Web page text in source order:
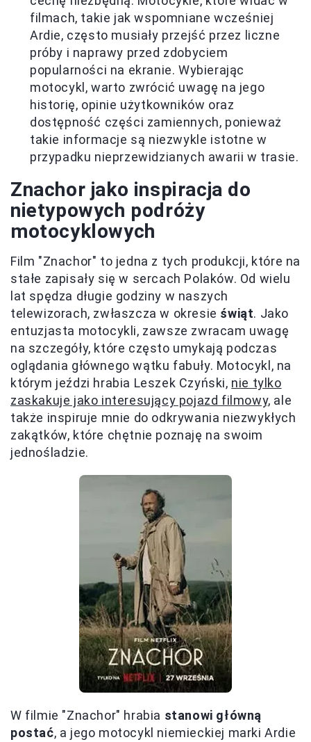
filmach, takie jak wspomniane wcześniej
Ardie, często musiały przejść przez liczne
próby i naprawy przed zdobyciem
popularności na ekranie. Wybierając
motocykl, warto zwrócić uwagę na jego
historię, opinie użytkowników oraz
dostępność części zamiennych, ponieważ
takie informacje są niezwykle istotne w
przypadku nieprzewidzianych awarii w trasie.
Znachor jako inspiracja do
nietypowych podróży
motocyklowych
Film "Znachor" to jedna z tych produkcji, które na
stałe zapisały się w sercach Polaków. Od wielu
lat spędza długie godziny w naszych
telewizorach, zwłaszcza w okresie świąt. Jako
entuzjasta motocykli, zawsze zwracam uwagę
na szczegóły, które często umykają podczas
oglądania głównego wątku fabuły. Motocykl, na
którym jeździ hrabia Leszek Czyński, nie tylko
zaskakuje jako interesujący pojazd filmowy, ale
także inspiruje mnie do odkrywania niezwykłych
zakątków, które chętnie poznaję na swoim
jednośladzie.
W filmie "Znachor" hrabia stanowi główną
postać, a jego motocykl niemieckiej marki Ardie